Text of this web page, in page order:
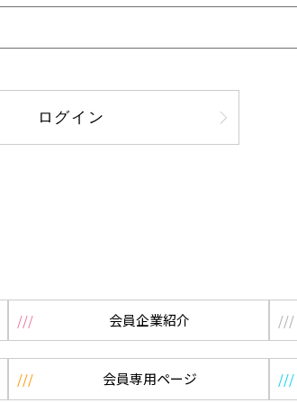
ログイン
会員企業紹介
会員専用ページ